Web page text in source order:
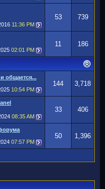
11:36 PM
53 739
02:01 PM
11 186
и общается...
10:54 PM
144 3,718
08:35 AM
33 406
07:57 PM
50 1,396